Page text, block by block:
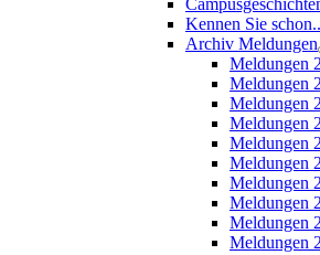
Kennen Sie
Archiv Meldungen
Meldungen
Meldungen
Meldungen
Meldungen
Meldungen
Meldungen
Meldungen
Meldungen
Meldungen
Meldungen